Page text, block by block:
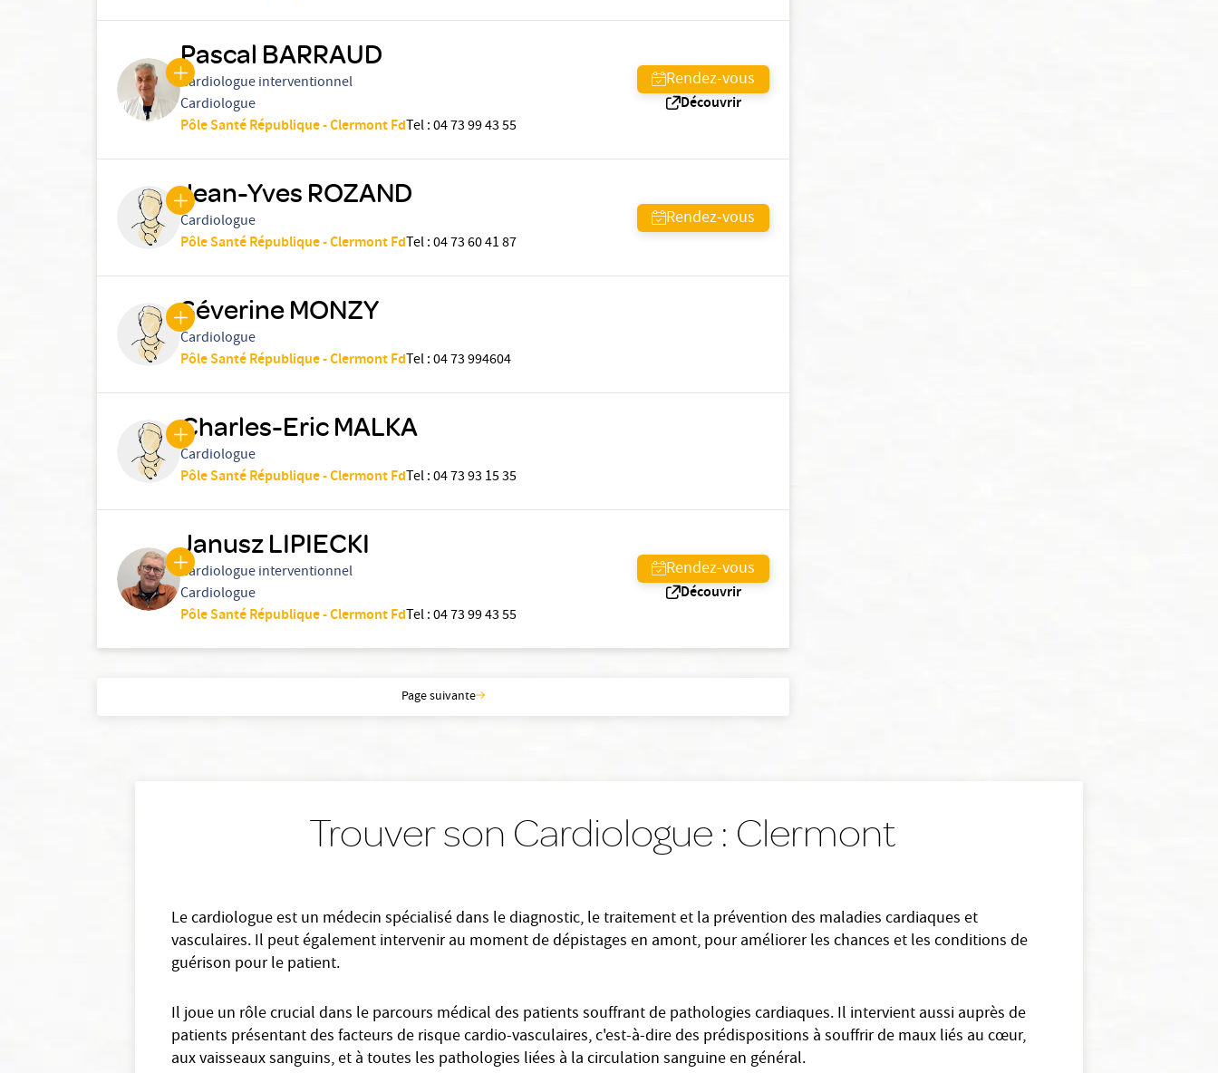
Pascal BARRAUD
Cardiologue interventionnel
Cardiologue
Pôle Santé République - Clermont FdTel:04 73 99 43 55
Rendez-vous
Découvrir
Jean-Yves ROZAND
Cardiologue
Pôle Santé République - Clermont FdTel:04 73 60 41 87
Rendez-vous
Séverine MONZY
Cardiologue
Pôle Santé République - Clermont FdTel:04 73 994604
Charles-Eric MALKA
Cardiologue
Pôle Santé République - Clermont FdTel:04 73 93 15 35
Janusz LIPIECKI
Cardiologue interventionnel
Cardiologue
Pôle Santé République - Clermont FdTel:04 73 99 43 55
Rendez-vous
Découvrir
Page suivante
Trouver son Cardiologue : Clermont
Le cardiologue est un médecin spécialisé dans le diagnostic, le traitement et la prévention des maladies cardiaques et
vasculaires. Il peut également intervenir au moment de dépistages en amont, pour améliorer les chances et les conditions de
guérison pour le patient.
Il joue un rôle crucial dans le parcours médical des patients souffrant de pathologies cardiaques. Il intervient aussi auprès de
patients présentant des facteurs de risque cardio-vasculaires, c'est-à-dire des prédispositions à souffrir de maux liés au cœur,
aux vaisseaux sanguins, et à toutes les pathologies liées à la circulation sanguine en général.